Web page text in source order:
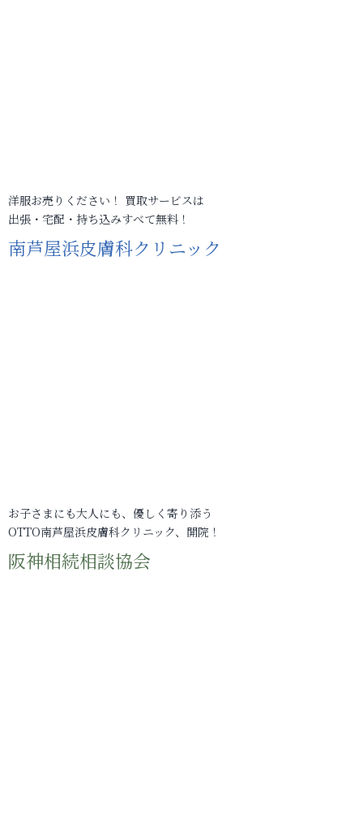
洋服お売りください！ 買取サービスは
出張・宅配・持ち込みすべて無料！
南芦屋浜皮膚科クリニック
お子さまにも大人にも、優しく寄り添う
OTTO南芦屋浜皮膚科クリニック、開院！
阪神相続相談協会